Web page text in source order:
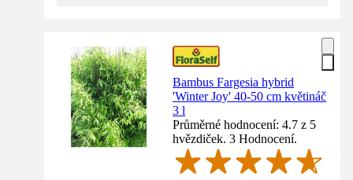
Bambus Fargesia hybrid
'Winter Joy' 40-50 cm květináč
3 l
Průměrné hodnocení: 4.7 z 5
hvězdiček. 3 Hodnocení.